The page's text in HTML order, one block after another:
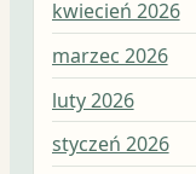
kwiecień 2026
marzec 2026
luty 2026
styczeń 2026